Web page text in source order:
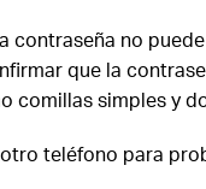
contraseña no
que la
comillas simples y
teléfono para